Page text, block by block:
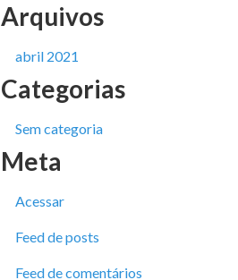
Arquivos
abril 2021
Categorias
Sem categoria
Meta
Acessar
Feed de posts
Feed de comentários